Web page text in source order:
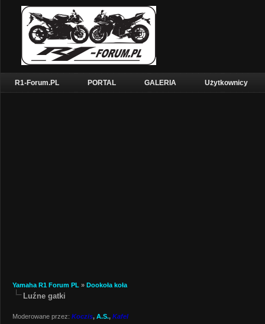
R1-Forum.PL PORTAL GALERIA Użytkownicy
Yamaha R1 Forum PL » Dookoła koła
Luźne gatki
Moderowane przez: Koczis, A.S., Kafel